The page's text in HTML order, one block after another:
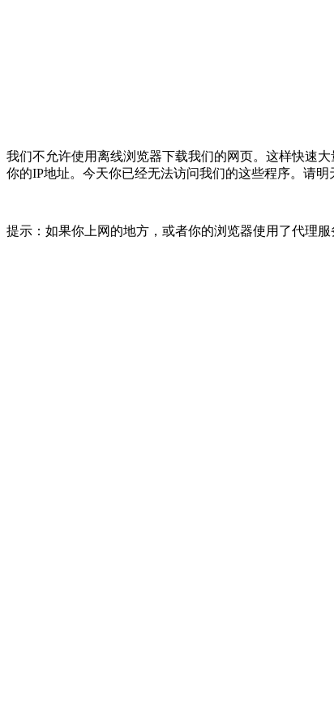
我们不允许使用离线浏览器下载我们的网页。这样快速
你的IP地址。今天你已经无法访问我们的这些程序。请明
提示：如果你上网的地方，或者你的浏览器使用了代理